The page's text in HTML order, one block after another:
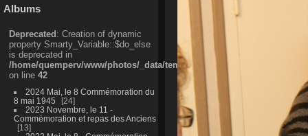
Albums
Deprecated: Creation of dynamic
property Smarty_Variable::$do_else
is deprecated in
/home/quemperv/www/photos/_data/templates_c/
on line 42
2024 Mai, le 8 Commémoration du
8 mai 1945
24
2023 Novembre, le 11 -
Commémoration et repas des Anciens
13